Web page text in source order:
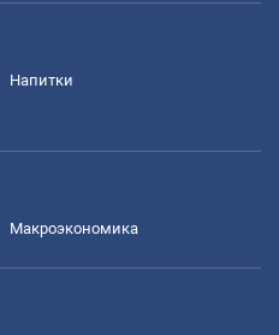
Напитки
Mакроэкономика